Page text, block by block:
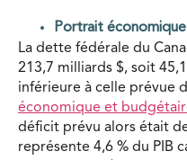
Portrait
La dette fédérale du
213,7 milliards $, soit
inférieure à celle prévue
économique et
déficit prévu alors était
représente 4,6 % du PIB